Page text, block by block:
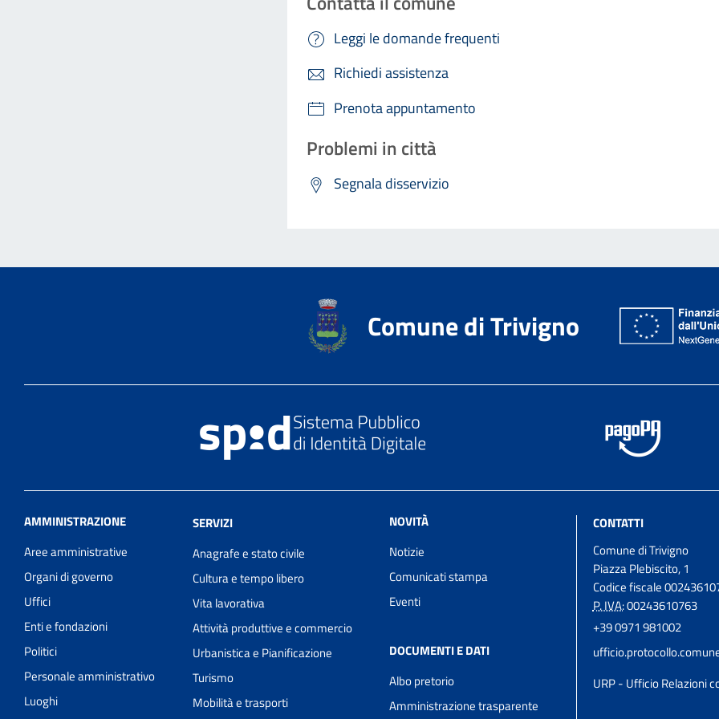
Leggi le domande frequenti
Richiedi assistenza
Prenota appuntamento
Problemi in città
Segnala disservizio
Comune di Trivigno
AMMINISTRAZIONE
Aree amministrative
Organi di governo
Uffici
Enti e fondazioni
Politici
Personale amministrativo
Luoghi
SERVIZI
Anagrafe e stato civile
Cultura e tempo libero
Vita lavorativa
Attività produttive e commercio
Urbanistica e Pianificazione
Turismo
Mobilità e trasporti
NOVITÀ
Notizie
Comunicati stampa
Eventi
DOCUMENTI E DATI
Albo pretorio
Amministrazione trasparente
CONTATTI
Comune di Trivigno
Piazza Plebiscito, 1
Codice fiscale
P. IVA:00243610763
+39 0971 981002
URP - Ufficio Relazioni